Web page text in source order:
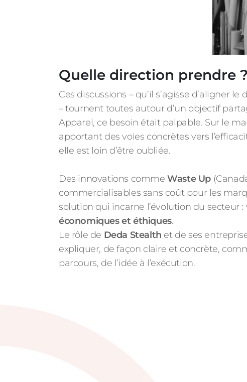
Quelle direction prendre ?
Ces discussions – qu’il s’agisse d’aligner
– tournent toutes autour d’un objectif
Apparel, ce besoin était palpable. Sur le
apportant des voies concrètes vers
elle est loin d’être oubliée.
Des innovations commeWaste Up
commercialisables sans coût pour les
solution qui incarne l’évolution du secteur
économiques et éthiques.
Le rôle de Deda Stealth et de ses
expliquer, de façon claire et concrète,
parcours, de l’idée à l’exécution.